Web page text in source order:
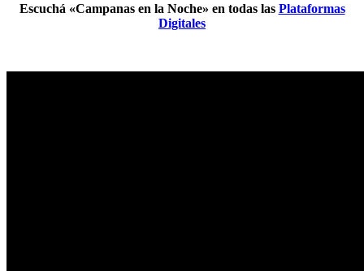
Escuchá «Campanas en la Noche» en todas las Plataformas
Digitales